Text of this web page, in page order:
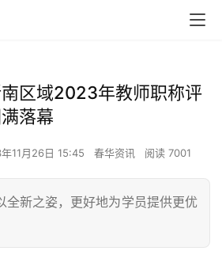
区域2023年教师职称评
落幕
11月26日 15:45 春华资讯 阅读 7001
全新之姿，更好地为学员提供更优